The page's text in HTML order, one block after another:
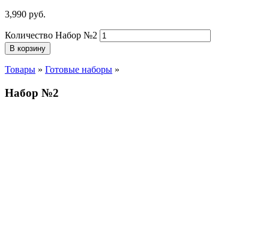
3,990 руб.
Количество Набор №2
В корзину
Товары » Готовые наборы »
Набор №2